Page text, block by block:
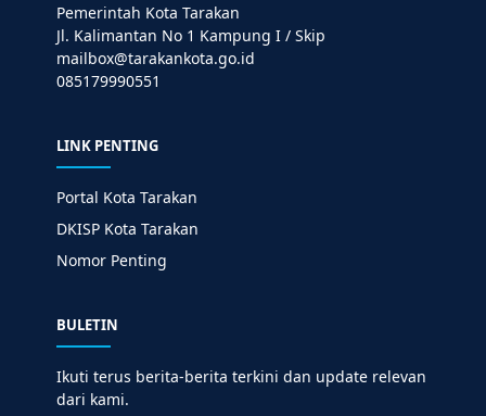
Pemerintah Kota Tarakan
Jl. Kalimantan No 1 Kampung I / Skip
mailbox@tarakankota.go.id
085179990551
LINK PENTING
Portal Kota Tarakan
DKISP Kota Tarakan
Nomor Penting
BULETIN
Ikuti terus berita-berita terkini dan update relevan
dari kami.